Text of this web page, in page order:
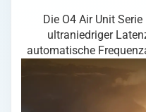
Die O4 Air Unit
ultraniedriger
automatische